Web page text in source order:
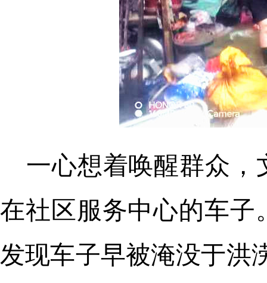
一心想着唤醒群众
在社区服务中心的车子
发现车子早被淹没于洪